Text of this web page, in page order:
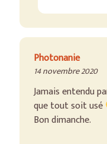
Photonanie
14 novembre 2020
Jamais entendu
que tout soit usé
Bon dimanche.